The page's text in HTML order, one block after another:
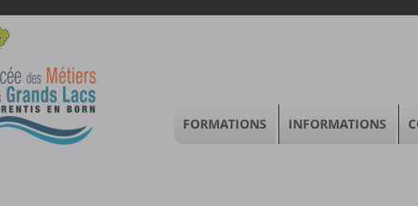
FORMATIONS INFORMATIONS